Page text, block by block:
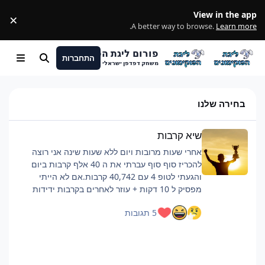
View in the app
A better way to browse. Learn more
.
×
פורום ליגת הפוקימונים
משחק דפדפן ישראלי
התחברות חיפוש Menu
בחירה שלנו
שיא קרבות
אחרי שעות מרובות ויום ללא שעות שינה אני רוצה
להכריז סוף סוף עברתי את ה 40 אלף קרבות ביום
והגעתי לטופ 4 עם 40,742 קרבות.אם לא הייתי
מפסיק ל 10 דקות + עוזר לאחרים בקרבות ידידות
שזה היה קשה וגמר לי את החיים, אבל אם אתם כבר
5 תגובות